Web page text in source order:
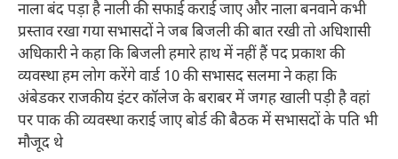
नाला बंद पड़ा है नाली की सफाई कराई जाए और नाला बनवाने कभी
प्रस्ताव रखा गया सभासदों ने जब बिजली की बात रखी तो अधिशासी
अधिकारी ने कहा कि बिजली हमारे हाथ में नहीं हैं पद प्रकाश की
व्यवस्था हम लोग करेंगे वार्ड 10 की सभासद सलमा ने कहा कि
अंबेडकर राजकीय इंटर कॉलेज के बराबर में जगह खाली पड़ी है वहां
पर पाक की व्यवस्था कराई जाए बोर्ड की बैठक में सभासदों के पति भी
मौजूद थे